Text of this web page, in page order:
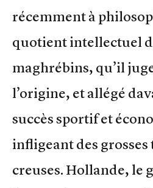
récemment à
quotient intellectuel
maghrébins, qu’il
l’origine, et allégé
succès sportif et
infligeant des grosses
creuses. Hollande, le